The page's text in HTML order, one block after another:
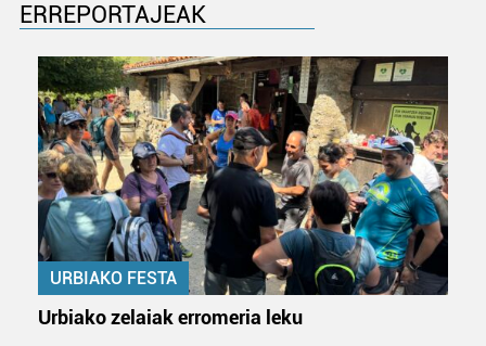
ERREPORTAJEAK
URBIAKO FESTA
Urbiako zelaiak erromeria leku